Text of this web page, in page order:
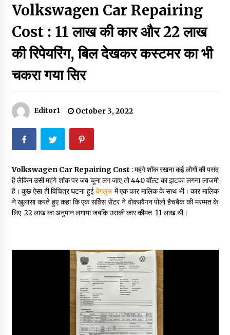
Thought Of The Day 7 September
September 7, 2023
Thought Of The Day 6 September
September 6, 2023
May 18, 2022
Thought Of The Day 17 May
Thought Of The Day 16 May
May 16, 2022
May 14, 2022
Thought Of The Day 13 May
May 13, 2022
Volkswagen Car Repairing
Cost : 11 लाख की कार और 22 लाख
की रिपेयरिंग, बिल देखकर कस्टमर का भी
चकरा गया सिर
Editor1 October 3, 2022
Volkswagen Car Repairing Cost : महंगे शॉक रखना कई लोगों की पसंद
है लेकिन उसी महंगे शॉक पर जब चूना लग जाए तो 440 वॉल्ट का झटका लगना लाजमी
है। कुछ ऐसा ही विचित्र घटना हुईबेंगलुरूमें एक कार मालिक के साथ भी। कार मालिक
ने खुलासा करते हुए कहा कि एक सर्विस सेंटर ने वोक्सवैगन पोलो हैचबैक की मरम्मत के
लिए ₹ 22 लाख का अनुमान लगाया जबकि उसकी कार कीमत ₹ 11 लाख थी।